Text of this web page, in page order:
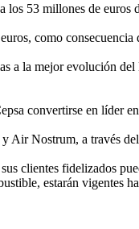
los 53 millones de euros
como consecuencia
a la mejor evolución
convertirse en líder
Air Nostrum, a través
clientes fidelizados
estarán vigentes